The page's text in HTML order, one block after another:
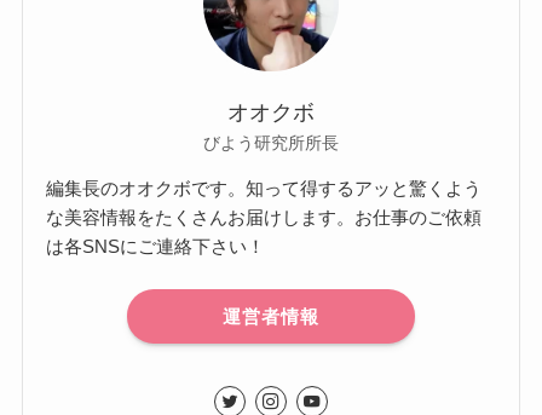
オオクボ
びよう研究所所長
編集長のオオクボです。知って得するアッと驚くよう
な美容情報をたくさんお届けします。お仕事のご依頼
は各SNSにご連絡下さい！
運営者情報